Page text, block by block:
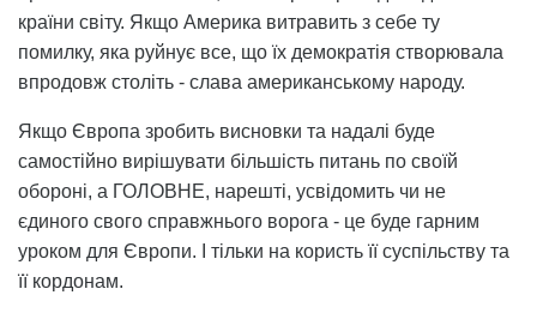
країни світу. Якщо Америка витравить з себе ту
помилку, яка руйнує все, що їх демократія створювала
впродовж століть - слава американському народу.
Якщо Європа зробить висновки та надалі буде
самостійно вирішувати більшість питань по своїй
обороні, а ГОЛОВНЕ, нарешті, усвідомить чи не
єдиного свого справжнього ворога - це буде гарним
уроком для Європи. І тільки на користь її суспільству та
її кордонам.